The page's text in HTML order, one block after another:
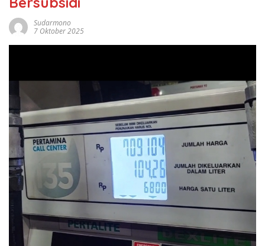
Sudarmono
7 Oktober 2025